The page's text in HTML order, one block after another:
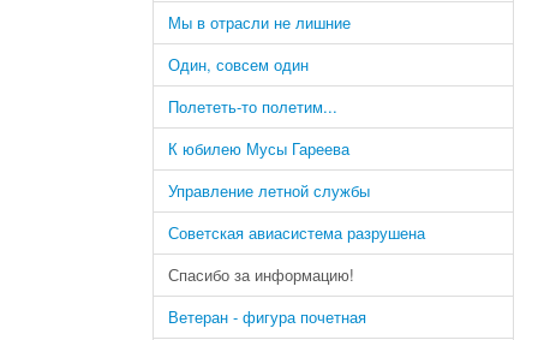
Мы в отрасли не лишние
Один, совсем один
Полететь-то полетим...
К юбилею Мусы Гареева
Управление летной службы
Советская авиасистема разрушена
Спасибо за информацию!
Ветеран - фигура почетная